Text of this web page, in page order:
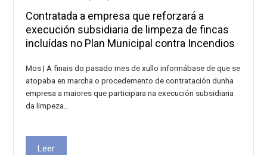
Contratada a empresa que reforzará a
execución subsidiaria de limpeza de fincas
incluídas no Plan Municipal contra Incendios
Mos | A finais do pasado mes de xullo informábase de que se
atopaba en marcha o procedemento de contratación dunha
empresa a maiores que participara na execución subsidiaria
da limpeza…
Leer